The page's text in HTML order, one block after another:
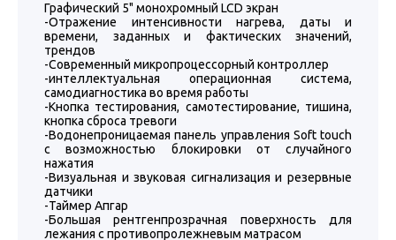
Графический 5" монохромный LCD экран
-Отражение интенсивности нагрева, даты и
времени, заданных и фактических значений,
трендов
-Современный микропроцессорный контроллер
-интеллектуальная операционная система,
самодиагностика во время работы
-Кнопка тестирования, самотестирование, тишина,
кнопка сброса тревоги
-Водонепроницаемая панель управления Soft touch
с возможностью блокировки от случайного
нажатия
-Визуальная и звуковая сигнализация и резервные
датчики
-Таймер Апгар
-Большая рентгенпрозрачная поверхность для
лежания с противопролежневым матрасом